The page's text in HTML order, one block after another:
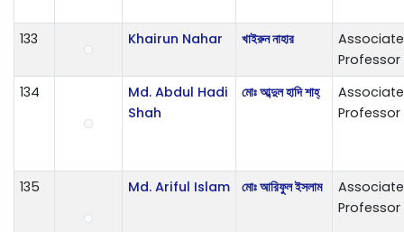
133 Khairun Nahar খাইরুন নাহার
Associate
Professor
134
Md. Abdul Hadi
Shah
মোঃ আব্দুল হাদি শাহ্
Associate
Professor
135 Md. Ariful Islam মোঃ আরিফুল ইসলাম
Associate
Professor